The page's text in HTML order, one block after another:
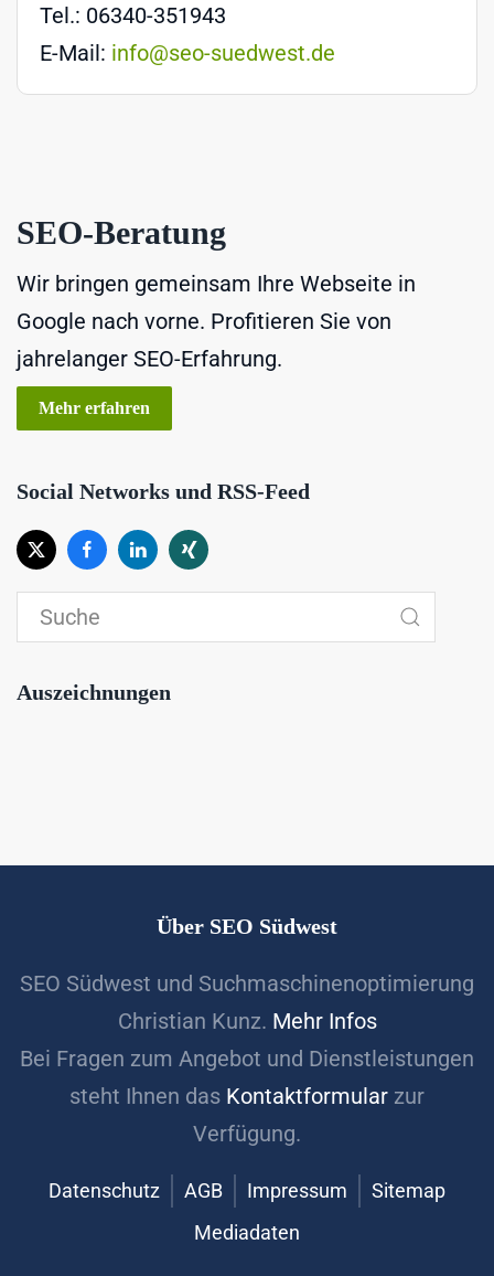
Tel.: 06340-351943
E-Mail: info@seo-suedwest.de
SEO-Beratung
Wir bringen gemeinsam Ihre Webseite in
Google nach vorne. Profitieren Sie von
jahrelanger SEO-Erfahrung.
Mehr erfahren
Social Networks und RSS-Feed
Auszeichnungen
Über SEO Südwest
SEO Südwest und Suchmaschinenoptimierung
Christian Kunz. Mehr Infos
Bei Fragen zum Angebot und Dienstleistungen
steht Ihnen das Kontaktformular zur
Verfügung.
Datenschutz AGB Impressum
Sitemap
Mediadaten